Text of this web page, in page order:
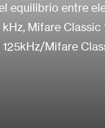
equilibrio entre
Mifare
Mifare